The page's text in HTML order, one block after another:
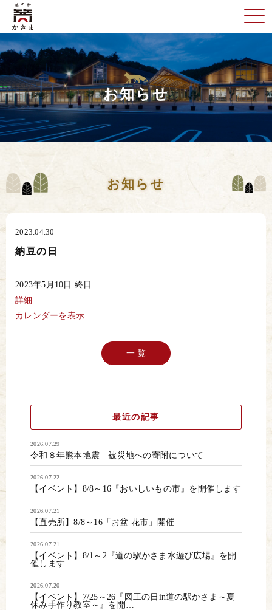
お知らせ
お知らせ
2023.04.30
納豆の日
納
豆
の
2023年5月10日 終日
詳細
カレンダーを表示
一 覧
最近の記事
2026.07.29
令和８年熊本地震 被災地への寄附について
2026.07.22
【イベント】8/8～16『おいしいもの市』を開催します
2026.07.21
【直売所】8/8～16「お盆 花市」開催
2026.07.21
【イベント】8/1～2『道の駅かさま水遊び広場』を開
催します
2026.07.20
【イベント】7/25～26『図工の日in道の駅かさま～夏
休み手作り教室～』を開…